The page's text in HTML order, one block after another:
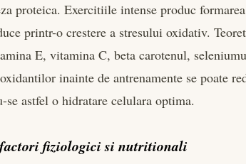
proteica. Exercitiile intense produc
printr-o crestere a stresului oxidativ.
E, vitamina C, beta carotenul,
inainte de antrenamente se poate
astfel o hidratare celulara optima.
fiziologici si nutritionali